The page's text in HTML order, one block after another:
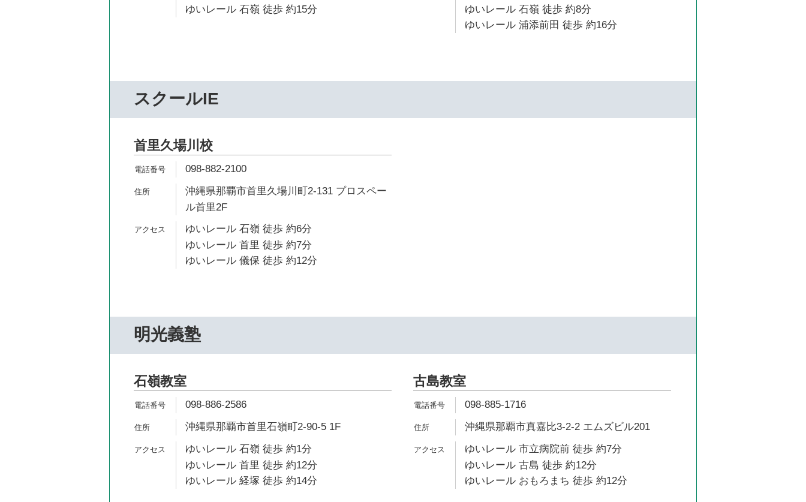
ゆいレール 石嶺 徒歩 約15分
ゆいレール 石嶺 徒歩 約8分
ゆいレール 浦添前田 徒歩 約16分
スクールIE
首里久場川校
098-882-2100
沖縄県那覇市首里久場川町2-131 プロスペー
ル首里2F
ゆいレール 石嶺 徒歩 約6分
ゆいレール 首里 徒歩 約7分
ゆいレール 儀保 徒歩 約12分
明光義塾
石嶺教室
098-886-2586
沖縄県那覇市首里石嶺町2-90-5 1F
ゆいレール 石嶺 徒歩 約1分
ゆいレール 首里 徒歩 約12分
ゆいレール 経塚 徒歩 約14分
古島教室
098-885-1716
沖縄県那覇市真嘉比3-2-2 エムズビル201
ゆいレール 市立病院前 徒歩 約7分
ゆいレール 古島 徒歩 約12分
ゆいレール おもろまち 徒歩 約12分